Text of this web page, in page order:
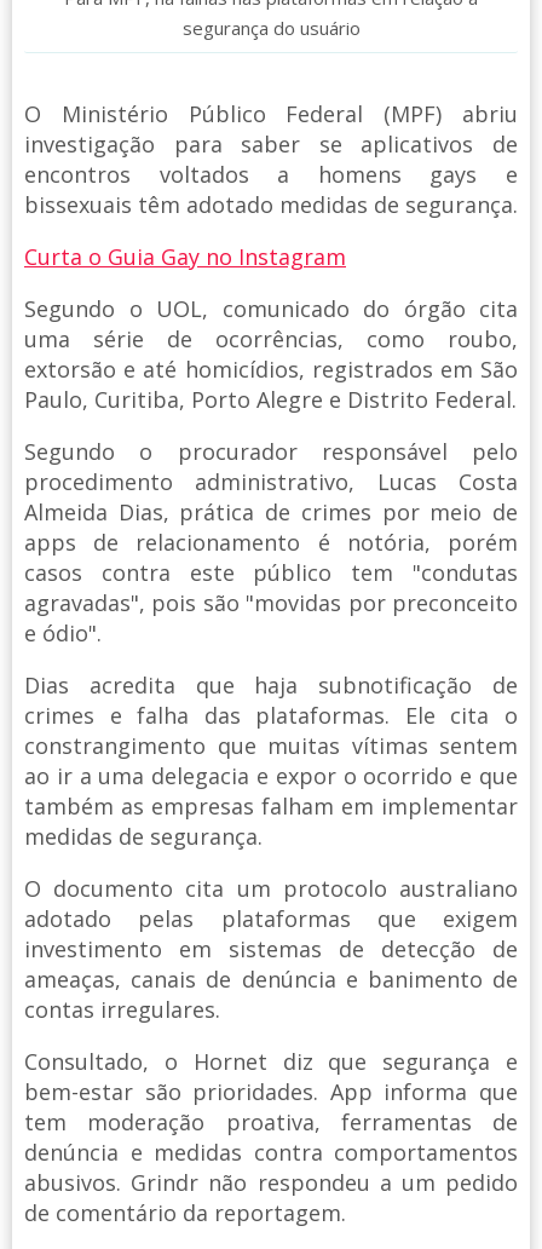
segurança do usuário
O Ministério Público Federal (MPF) abriu
investigação para saber se aplicativos de
encontros voltados a homens gays e
bissexuais têm adotado medidas de segurança.
Curta o Guia Gay no Instagram
Segundo o UOL, comunicado do órgão cita
uma série de ocorrências, como roubo,
extorsão e até homicídios, registrados em São
Paulo, Curitiba, Porto Alegre e Distrito Federal.
Segundo o procurador responsável pelo
procedimento administrativo, Lucas Costa
Almeida Dias, prática de crimes por meio de
apps de relacionamento é notória, porém
casos contra este público tem "condutas
agravadas", pois são "movidas por preconceito
e ódio".
Dias acredita que haja subnotificação de
crimes e falha das plataformas. Ele cita o
constrangimento que muitas vítimas sentem
ao ir a uma delegacia e expor o ocorrido e que
também as empresas falham em implementar
medidas de segurança.
O documento cita um protocolo australiano
adotado pelas plataformas que exigem
investimento em sistemas de detecção de
ameaças, canais de denúncia e banimento de
contas irregulares.
Consultado, o Hornet diz que segurança e
bem-estar são prioridades. App informa que
tem moderação proativa, ferramentas de
denúncia e medidas contra comportamentos
abusivos. Grindr não respondeu a um pedido
de comentário da reportagem.